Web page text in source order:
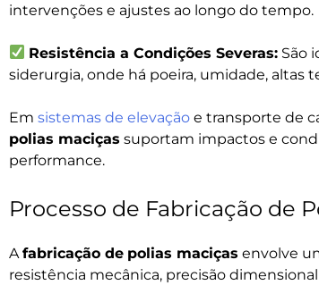
intervenções e ajustes ao longo do tempo.
Resistência a Condições Severas: São
siderurgia, onde há poeira, umidade, altas
Em sistemas de elevação e transporte de
polias maciças suportam impactos e
performance.
Processo de Fabricação de
A fabricação de polias maciças envolve
resistência mecânica, precisão